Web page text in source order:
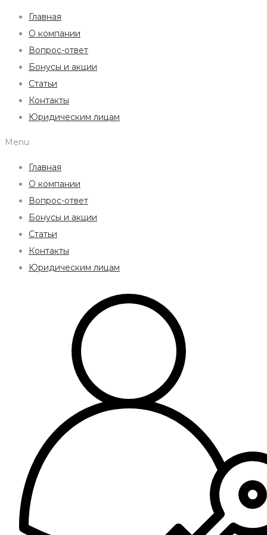
Главная
О компании
Вопрос-ответ
Бонусы и акции
Статьи
Контакты
Юридическим лицам
Menu
Главная
О компании
Вопрос-ответ
Бонусы и акции
Статьи
Контакты
Юридическим лицам